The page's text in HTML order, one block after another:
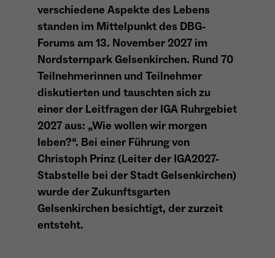
Laufzeit
Sessio-Cookie wird beim Schliessen der
Webseite wieder gelöscht
Zweck
PHPs Standard Sitzungs-Identifikation
(Formulare).
Name be_typo_user
Anbieter TYPO3
Laufzeit Ende der Sitzung
Zweck
Dieser Cookie teilt der Webseite mit, ob ein
Besucher im Typo3-Backend angemeldet ist
Besuchers.
Name _pk_ses*
Anbieter Matomo
30 Minuten
Speichert vorübergehend Daten der
aktuellen Sitzung.
Name googtrans
Anbieter GTranslate Inc.
Laufzeit 1 Jahr
Zweck
Speichert die vom Nutzer gewählte Sprache
für die automatische Übersetzung der
Website.
Cookie-Informationen anzeigen
verschiedene Aspekte des Lebens
standen im Mittelpunkt des DBG-
Forums am 13. November 2027 im
Nordsternpark Gelsenkirchen. Rund 70
Teilnehmerinnen und Teilnehmer
diskutierten und tauschten sich zu
einer der Leitfragen der IGA Ruhrgebiet
2027 aus: „Wie wollen wir morgen
leben?“. Bei einer Führung von
Christoph Prinz (Leiter der IGA2027-
Stabstelle bei der Stadt Gelsenkirchen)
wurde der Zukunftsgarten
Gelsenkirchen besichtigt, der zurzeit
entsteht.